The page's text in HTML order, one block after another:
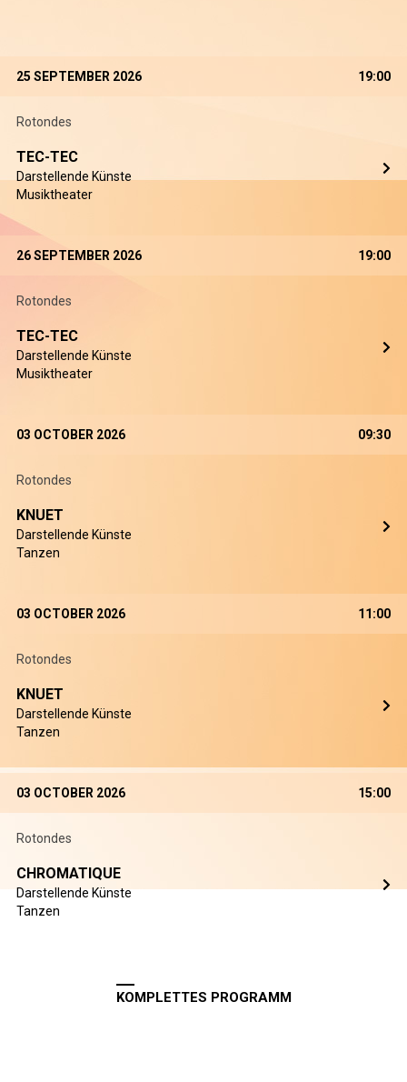
25 SEPTEMBER 2026 19:00
Rotondes
TEC-TEC
Darstellende Künste
Musiktheater
26 SEPTEMBER 2026 19:00
Rotondes
TEC-TEC
Darstellende Künste
Musiktheater
03 OCTOBER 2026 09:30
Rotondes
KNUET
Darstellende Künste
Tanzen
03 OCTOBER 2026 11:00
Rotondes
KNUET
Darstellende Künste
Tanzen
03 OCTOBER 2026 15:00
Rotondes
CHROMATIQUE
Darstellende Künste
Tanzen
KOMPLETTES PROGRAMM